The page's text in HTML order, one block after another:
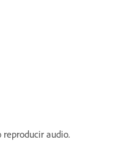
audio.